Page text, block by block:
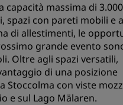
capacità massima di 3.000
spazi con pareti mobili e
di allestimenti, le
grande evento
Oltre agli spazi versatili,
di una posizione
Stoccolma con viste
e sul Lago Mälaren.